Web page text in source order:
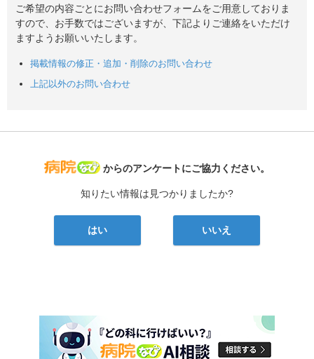
ご希望の内容ごとにお問い合わせフォームをご用意しておりま
すので、お手数ではございますが、下記よりご連絡をいただけ
ますようお願いいたします。
掲載情報の修正・追加・削除のお問い合わせ
上記以外のお問い合わせ
病院なび
からのアンケートにご協力ください。
知りたい情報は見つかりましたか?
はい いいえ